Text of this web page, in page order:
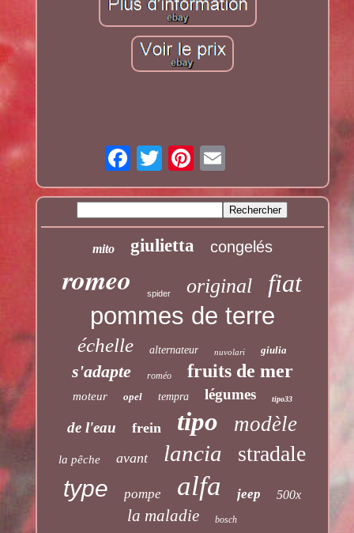
mito giulietta congelés
romeo spider original fiat
pommes de terre
échelle alternateur nuvolari giulia
s'adapte roméo fruits de mer
moteur opel tempra légumes tipo33
de l'eau frein tipo modèle
la pêche avant lancia stradale
type pompe alfa jeep 500x
la maladie bosch